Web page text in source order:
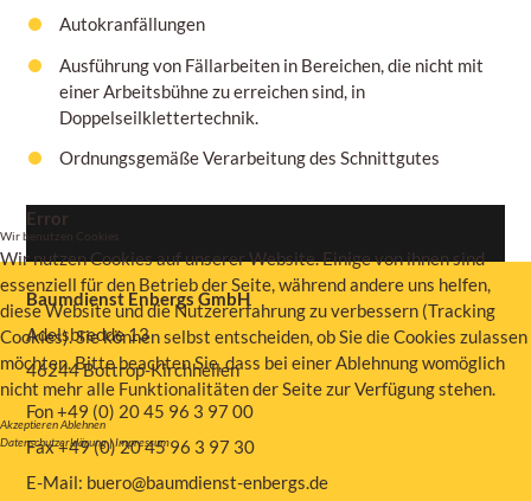
Autokranfällungen
Ausführung von Fällarbeiten in Bereichen, die nicht mit
einer Arbeitsbühne zu erreichen sind, in
Doppelseilklettertechnik.
Ordnungsgemäße Verarbeitung des Schnittgutes
Error
Baumdienst Enbergs GmbH
Adelsbredde 13
46244 Bottrop-Kirchhellen
Fon +49 (0) 20 45 96 3 97 00
Fax +49 (0) 20 45 96 3 97 30
E-Mail: buero@baumdienst-enbergs.de
Wir benutzen Cookies
Wir nutzen Cookies auf unserer Website. Einige von ihnen sind
essenziell für den Betrieb der Seite, während andere uns helfen,
diese Website und die Nutzererfahrung zu verbessern (Tracking
Cookies). Sie können selbst entscheiden, ob Sie die Cookies zulassen
möchten. Bitte beachten Sie, dass bei einer Ablehnung womöglich
nicht mehr alle Funktionalitäten der Seite zur Verfügung stehen.
AkzeptierenAblehnen
Datenschutzerklärung|Impressum